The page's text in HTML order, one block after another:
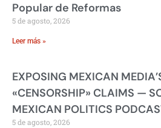
Popular de Reformas
5 de agosto, 2026
Leer más »
EXPOSING MEXICAN
«CENSORSHIP» CLAIMS —
MEXICAN POLITICS
5 de agosto, 2026